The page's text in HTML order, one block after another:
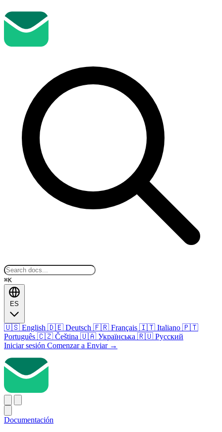
⌘K
ES
🇺🇸 English 🇩🇪 Deutsch 🇫🇷 Français 🇮🇹 Italiano 🇵🇹
Português 🇨🇿 Čeština 🇺🇦 Українська 🇷🇺 Русский
Iniciar sesión Comenzar a Enviar →
Documentación